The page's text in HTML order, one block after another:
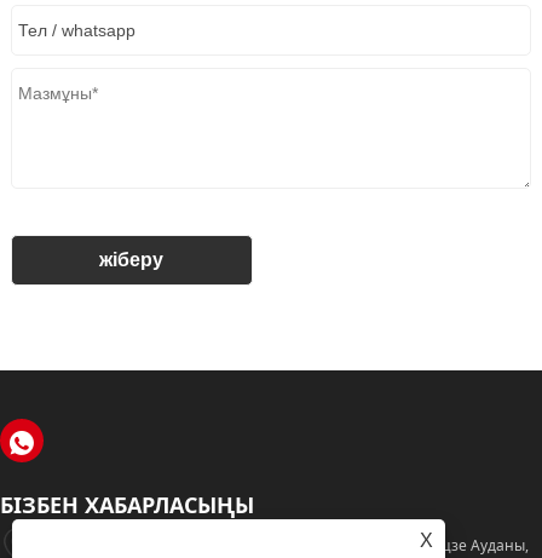
БІЗБЕН ХАБАРЛАСЫҢЫ
№38, Фэньин Жолы, Бейфэн Өнеркәсіптік Аймағы, Фэнцзе Ауданы,
X